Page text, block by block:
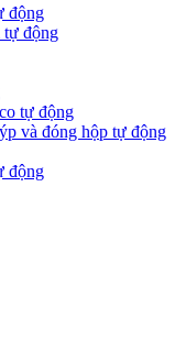
động
tự động
tự động
và đóng hộp tự động
động